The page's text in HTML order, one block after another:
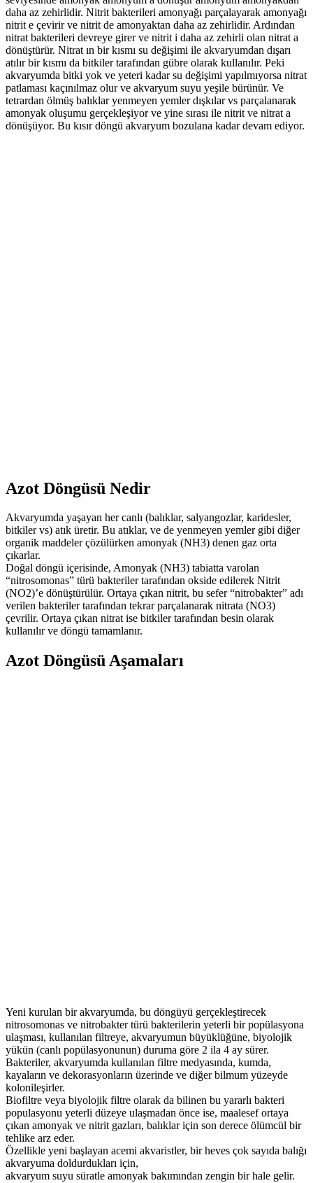
daha az zehirlidir. Nitrit bakterileri amonyağı parçalayarak amonyağı
nitrit e çevirir ve nitrit de amonyaktan daha az zehirlidir. Ardından
nitrat bakterileri devreye girer ve nitrit i daha az zehirli olan nitrat a
dönüştürür. Nitrat ın bir kısmı su değişimi ile akvaryumdan dışarı
atılır bir kısmı da bitkiler tarafından gübre olarak kullanılır. Peki
akvaryumda bitki yok ve yeteri kadar su değişimi yapılmıyorsa nitrat
patlaması kaçınılmaz olur ve akvaryum suyu yeşile bürünür. Ve
tetrardan ölmüş balıklar yenmeyen yemler dışkılar vs parçalanarak
amonyak oluşumu gerçekleşiyor ve yine sırası ile nitrit ve nitrat a
dönüşüyor. Bu kısır döngü akvaryum bozulana kadar devam ediyor.
Azot Döngüsü Nedir
Akvaryumda yaşayan her canlı (balıklar, salyangozlar, karidesler,
bitkiler vs) atık üretir. Bu atıklar, ve de yenmeyen yemler gibi diğer
organik maddeler çözülürken amonyak (NH3) denen gaz orta
çıkarlar.
Doğal döngü içerisinde, Amonyak (NH3) tabiatta varolan
“nitrosomonas” türü bakteriler tarafından okside edilerek Nitrit
(NO2)’e dönüştürülür. Ortaya çıkan nitrit, bu sefer “nitrobakter” adı
verilen bakteriler tarafından tekrar parçalanarak nitrata (NO3)
çevrilir. Ortaya çıkan nitrat ise bitkiler tarafından besin olarak
kullanılır ve döngü tamamlanır.
Azot Döngüsü Aşamaları
Yeni kurulan bir akvaryumda, bu döngüyü gerçekleştirecek
nitrosomonas ve nitrobakter türü bakterilerin yeterli bir popülasyona
ulaşması, kullanılan filtreye, akvaryumun büyüklüğüne, biyolojik
yükün (canlı popülasyonunun) duruma göre 2 ila 4 ay sürer.
Bakteriler, akvaryumda kullanılan filtre medyasında, kumda,
kayaların ve dekorasyonların üzerinde ve diğer bilmum yüzeyde
kolonileşirler.
Biofiltre veya biyolojik filtre olarak da bilinen bu yararlı bakteri
populasyonu yeterli düzeye ulaşmadan önce ise, maalesef ortaya
çıkan amonyak ve nitrit gazları, balıklar için son derece ölümcül bir
tehlike arz eder.
Özellikle yeni başlayan acemi akvaristler, bir heves çok sayıda balığı
akvaryuma doldurdukları için,
akvaryum suyu süratle amonyak bakımından zengin bir hale gelir.